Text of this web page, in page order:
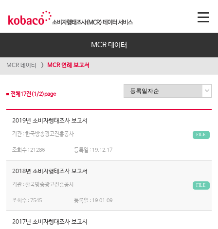
MCR 데이터
MCR 데이터 MCR 연례 보고서
전체 17건(1 /2)page
2019년 소비자행태조사 보고서
기관 : 한국방송광고진흥공사 FILE
조회수 :21286 등록일 : 19.12.17
2018년 소비자행태조사 보고서
기관 : 한국방송광고진흥공사 FILE
조회수 :7545 등록일 : 19.01.09
2017년 소비자행태조사 보고서